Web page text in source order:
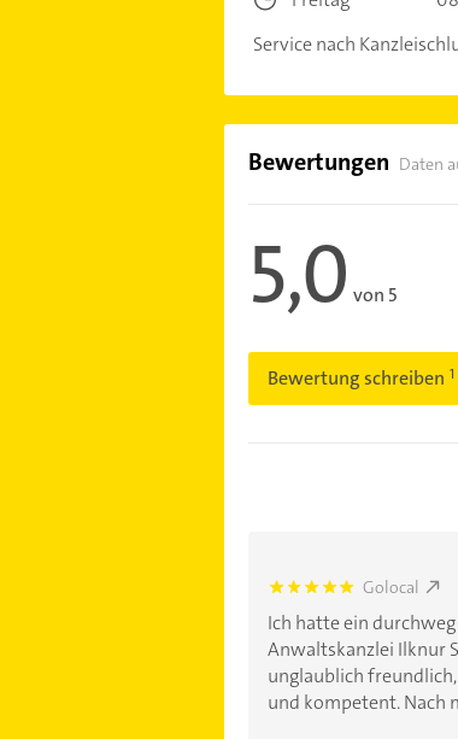
Service nach
Bewertungen Daten
5,0 von 5
Bewertung schreiben
5.0 Golocal
Ich hatte ein
Anwaltskanzlei Ilknur
unglaublich
und kompetent. Nach